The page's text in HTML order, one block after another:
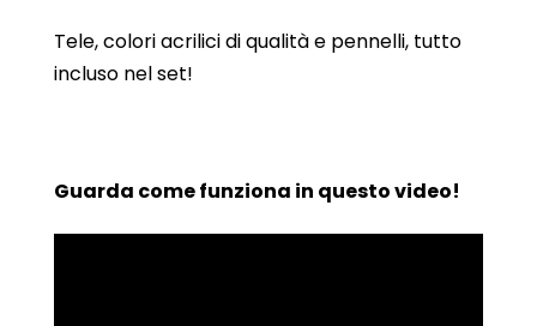
Tele, colori acrilici di qualità e pennelli, tutto
incluso nel set!
Guarda come funziona in questo video!